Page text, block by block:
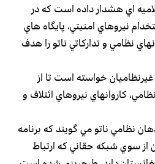
اي هشدار داده است كه در
نيروهاي امنيتي،‌ پايگاه هاي
نظامي و تداركاتي ناتو را هدف
غيرنظاميان خواسته است تا از
كاروانهاي نيروهاي ائتلاف و
نظامي ناتو مي گويند كه برنامه
از سوي شبكه حقاني كه ارتباط